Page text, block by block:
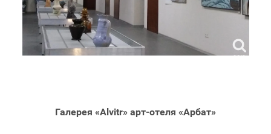
Галерея «Alvitr» арт-отеля «Арбат»